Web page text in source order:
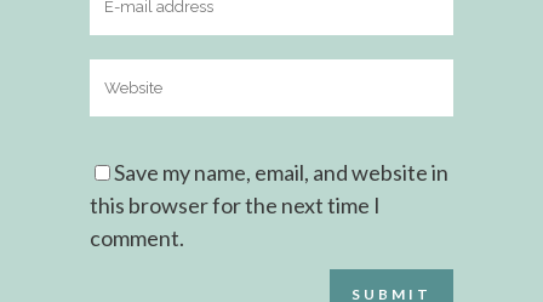
Save my name, email, and website in
this browser for the next time I
comment.